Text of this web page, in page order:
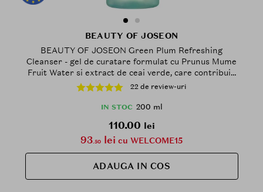
BEAUTY OF JOSEON
BEAUTY OF JOSEON Green Plum Refreshing
Cleanser - gel de curatare formulat cu Prunus Mume
Fruit Water si extract de ceai verde, care contribuie
la indepartarea impuritatilor si a excesului de sebum
si la metinerea confortului pielii - 200 ml
22 de review-uri
IN STOC 200 ml
110.00 lei
93.50 lei cu WELCOME15
ADAUGA IN COS